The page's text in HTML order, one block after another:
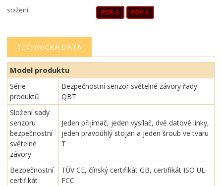
stažení
TECHNICKÁ DATA
Model produktu
Série
produktů
Bezpečnostní senzor světelné závory řady
QBT
Složení sady
senzoru
bezpečnostní
světelné
závory
Jeden přijímač, jeden vysílač, dvě datové linky,
jeden pravoúhlý stojan a jeden šroub ve tvaru
T
Bezpečnostní
certifikát
TÜV CE, čínský certifikát GB, certifikát ISO UL-
FCC